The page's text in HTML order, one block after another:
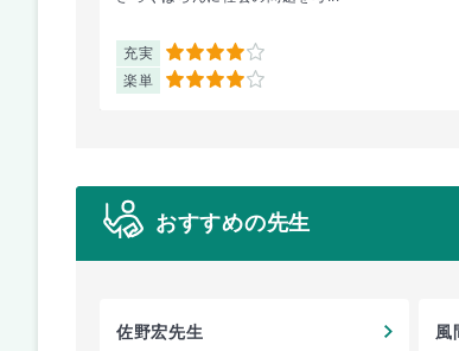
充実 4
楽単 4
おすすめの先生
佐野宏先生 風